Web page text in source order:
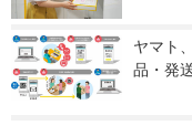
ヤマト
品・発